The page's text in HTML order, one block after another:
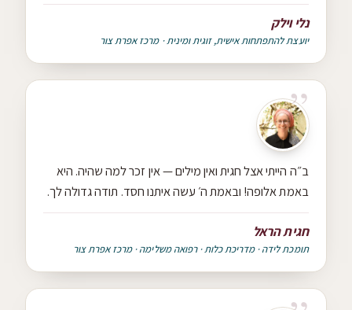
נלי וילק
יועצת להתפתחות אישית, זוגית ומינית · מרכז אפרת צור
ב״ה הייתי אצל חגית ואין מילים — אין זכר למה שהיה. היא
באמת אלופה! ובאמת ה׳ עשה איתנו חסד. תודה גדולה לך.
חגית הראל
תומכת לידה · מדריכת כלות · רפואה משלימה · מרכז אפרת צור